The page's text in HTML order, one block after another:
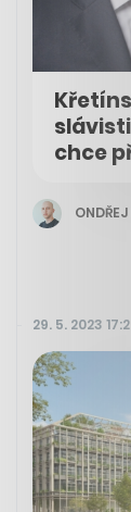
chce
29. 5. 2023